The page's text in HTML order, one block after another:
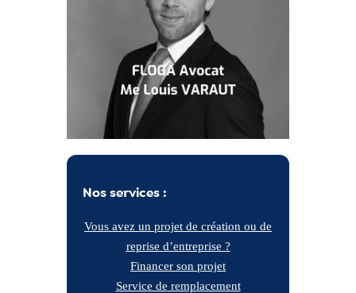
Nos services :
Vous avez un projet de création ou de
reprise d’entreprise ?
Financer son projet
Service de remplacement